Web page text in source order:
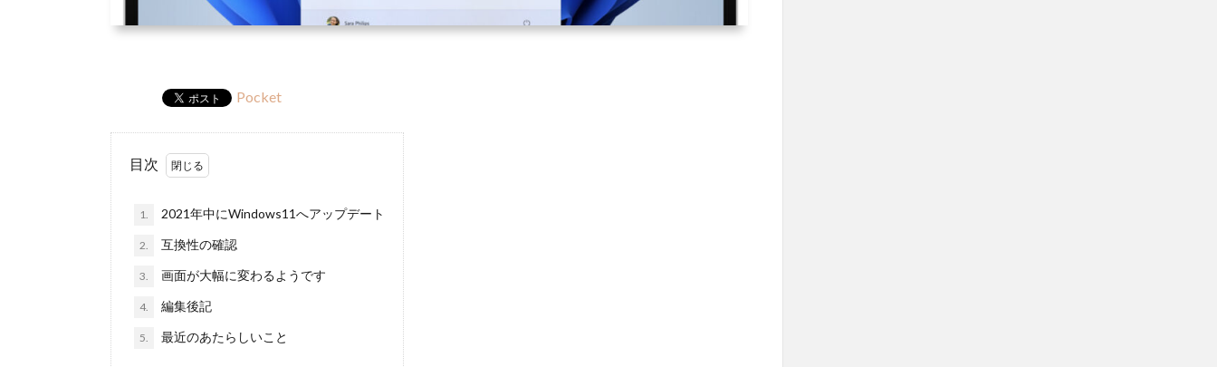
Pocket
目次
1. 2021年中にWindows11へアップデート
2. 互換性の確認
3. 画面が大幅に変わるようです
4. 編集後記
5. 最近のあたらしいこと